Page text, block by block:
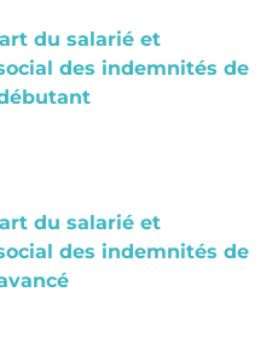
du salarié et
des indemnités de
du salarié et
des indemnités de